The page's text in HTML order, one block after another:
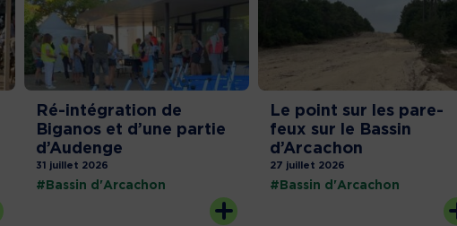
Ré-intégration de
Biganos et d’une partie
d’Audenge
31 juillet 2026
#Bassin d'Arcachon
Le point sur les pare-
feux sur le Bassin
d’Arcachon
27 juillet 2026
#Bassin d'Arcachon